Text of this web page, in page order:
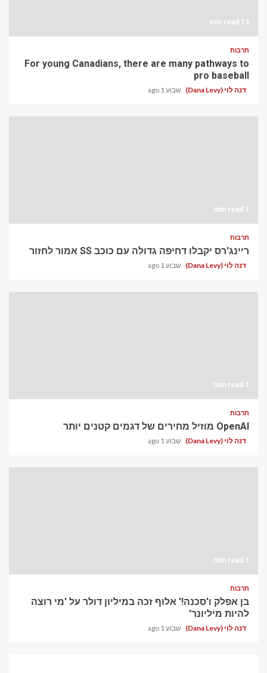
13 min read
תרבות
For young Canadians, there are many pathways to
pro baseball
דנה לוי (Dana Levy) שבוע 1 ago
1 min read
תרבות
ריינג'רס יקבלו דחיפה גדולה עם כוכב SS אמור לחזור
דנה לוי (Dana Levy) שבוע 1 ago
1 min read
תרבות
OpenAI מוזיל מחירים של דגמים קטנים יותר
דנה לוי (Dana Levy) שבוע 1 ago
1 min read
תרבות
בן אפלק ו'סכנה!' אלוף זכה במיליון דולר על 'מי רוצה
להיות מיליונר'
דנה לוי (Dana Levy) שבוע 1 ago